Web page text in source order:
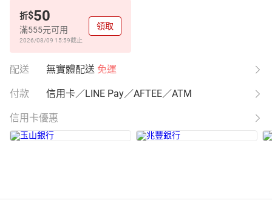
折$50
滿555元可用
2026/08/09 15:59截止
領取
配送 無實體配送 免運
付款 信用卡／LINE Pay／AFTEE／ATM
信用卡優惠